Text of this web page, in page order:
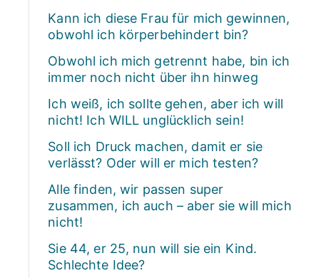
Kann ich diese Frau für mich gewinnen,
obwohl ich körperbehindert bin?
Obwohl ich mich getrennt habe, bin ich
immer noch nicht über ihn hinweg
Ich weiß, ich sollte gehen, aber ich will
nicht! Ich WILL unglücklich sein!
Soll ich Druck machen, damit er sie
verlässt? Oder will er mich testen?
Alle finden, wir passen super
zusammen, ich auch – aber sie will mich
nicht!
Sie 44, er 25, nun will sie ein Kind.
Schlechte Idee?